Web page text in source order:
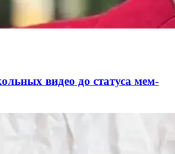
видео до статуса мем-